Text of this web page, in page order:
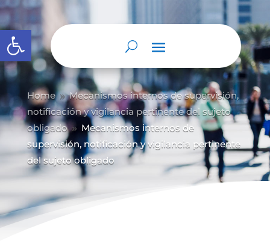
Abrir barra de herramientas
Home 9 Mecanismos internos de supervisión,
notificación y vigilancia pertinente del sujeto
obligado 9 Mecanismos internos de
supervisión, notificación y vigilancia pertinente
del sujeto obligado